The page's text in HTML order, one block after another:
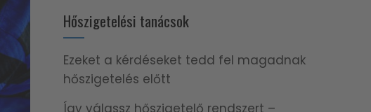
Hőszigetelési tanácsok
Ezeket a kérdéseket tedd fel magadnak
hőszigetelés előtt
Így válassz hőszigetelő rendszert –